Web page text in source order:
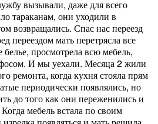
вызывали, даже для всего
тараканам, они уходили в
возвращались. Спас нас переезд
переездом мать перетрясла все
просмотрела всю мебель,
И мы уехали. Месяца 2 жили
ремонта, когда кухня стояла прям
периодически появлялись, но
до того как они переженились и
мебель встала по своим